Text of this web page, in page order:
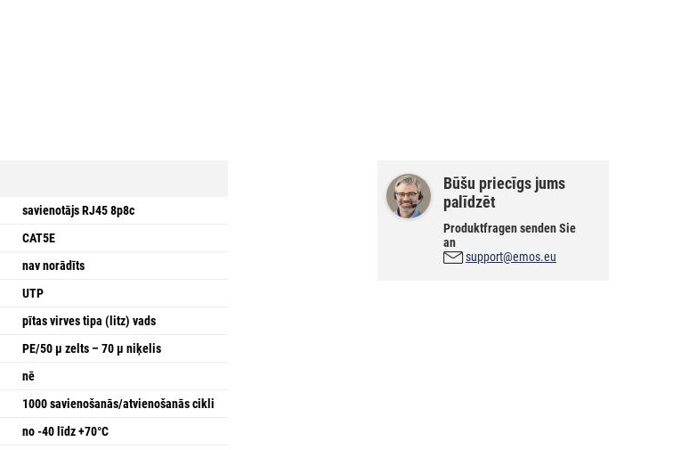
savienotājs RJ45 8p8c
CAT5E
nav norādīts
UTP
pītas virves tipa (litz) vads
PE/50 µ zelts – 70 µ niķelis
nē
1000 savienošanās/atvienošanās cikli
no -40 līdz +70°C
Būšu priecīgs jums
palīdzēt
Produktfragen senden Sie
an
support@emos.eu